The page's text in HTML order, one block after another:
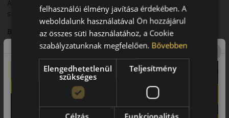
Az innovatív futófelületi kialakítás javított vízelvezetést és
stabil tapadást biztosít.
Biztonsági jellemzők
A fejlett gumikeverék rövid fékutat és magas szintű
biztonságot nyújt.
Komfort és zajszint
A Turanza 6 kimagasló zajcsillapítással és kényelmes futással
rendelkezik.
felhasználói élmény javítása érdekében. A
weboldalunk használatával Ön hozzájárul
az összes süti használatához, a Cookie
szabályzatunknak megfelelően. Bővebben
Elengedhetetlenül
szükséges
Teljesítmény